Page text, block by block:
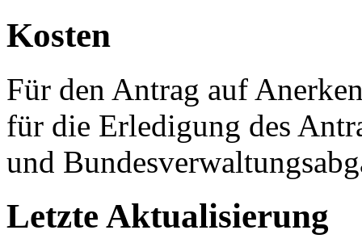
Kosten
Für den Antrag auf
für die Erledigung des
und
Letzte Aktualisierung